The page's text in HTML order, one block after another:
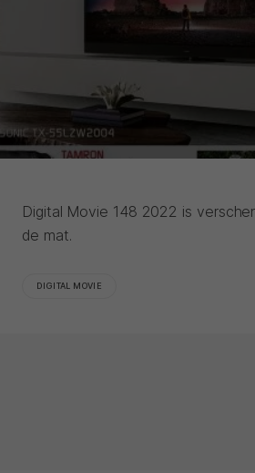
Digital Movie 148 2022 is
de mat.
DIGITAL MOVIE